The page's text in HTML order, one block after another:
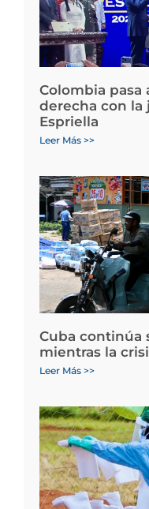
Colombia pasa
derecha con la
Espriella
Leer Más >>
Cuba continúa
mientras la
Leer Más >>